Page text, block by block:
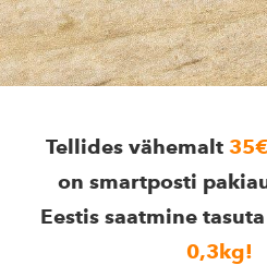
Tellides vähemalt 35€
on smartposti
Eestis saatmine
0,3kg!